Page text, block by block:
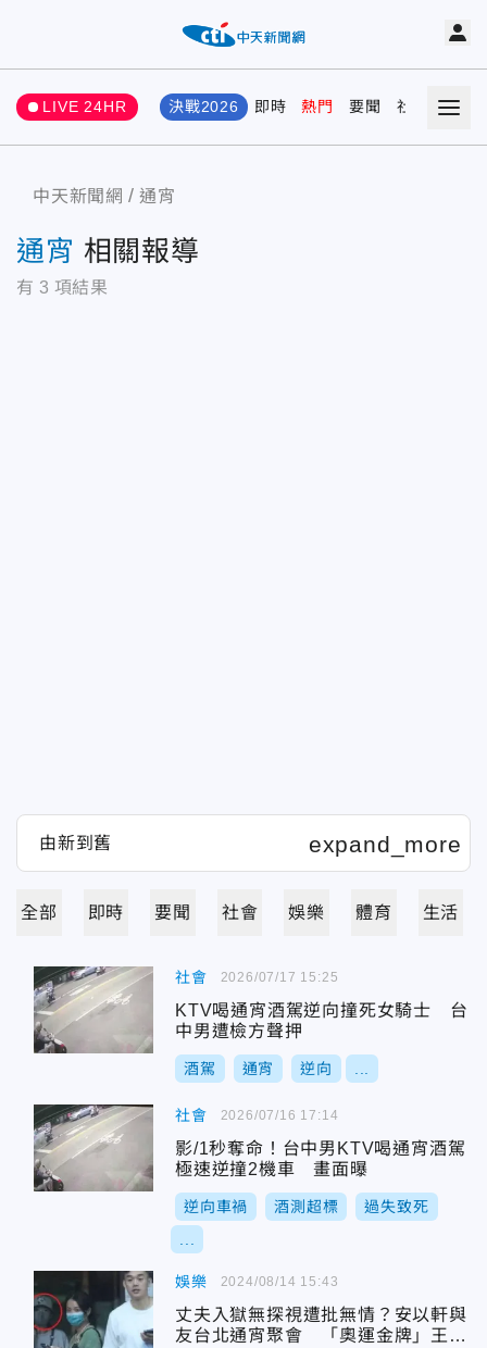
LIVE 24HR 決戰2026 即時 熱門 要聞 社會 娛樂
中天新聞網 通宵
通宵 相關報導
有 3 項結果
全部 即時 要聞 社會 娛樂 體育 生活
社會
KTV喝通宵酒駕逆向撞死女騎士 台
中男遭檢方聲押
酒駕 通宵 逆向
2026/07/17 15:25
社會
影/1秒奪命！台中男KTV喝通宵酒駕
極速逆撞2機車 畫面曝
逆向車禍 酒測超標 過失致死
2026/07/16 17:14
娛樂
丈夫入獄無探視遭批無情？安以軒與
友台北通宵聚會 「奧運金牌」王齊
2024/08/14 15:43